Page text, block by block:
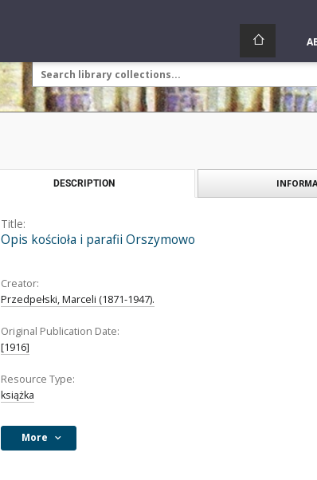
DESCRIPTION
Title:
Opis kościoła i parafii Orszymowo
Creator:
Przedpełski, Marceli (1871-1947).
Original Publication Date:
[1916]
Resource Type:
książka
More